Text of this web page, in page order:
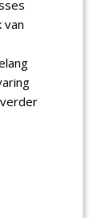
in eigen
dat dit ook
vaak
Wat zie ik
te
de gaten om
liefst met het
met een
fikkie.
van